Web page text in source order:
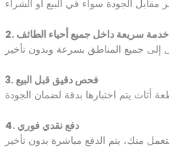
2. خدمة سريعة داخل جميع أحياء الطائف
3. فحص دقيق قبل البيع
4. دفع نقدي فوري